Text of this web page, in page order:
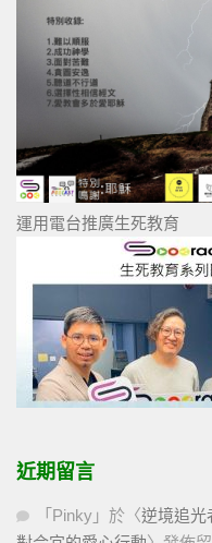
運用電台推廣生死教育
近期留言
「 Pinky 」於〈逆境追光